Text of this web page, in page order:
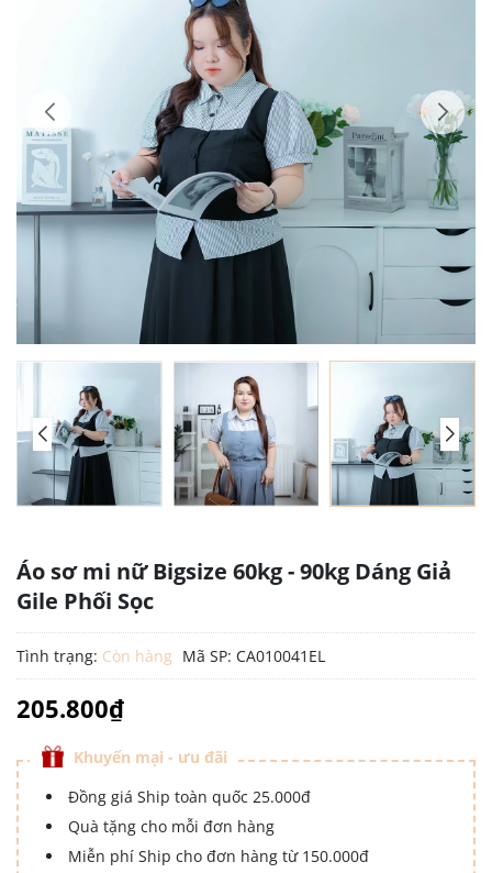
Áo sơ mi nữ Bigsize 60kg - 90kg Dáng Giả
Gile Phối Sọc
Tình trạng: Còn hàng Mã SP: CA010041EL
205.800₫
Khuyến mại - ưu đãi
Đồng giá Ship toàn quốc 25.000đ
Quà tặng cho mỗi đơn hàng
Miễn phí Ship cho đơn hàng từ 150.000đ